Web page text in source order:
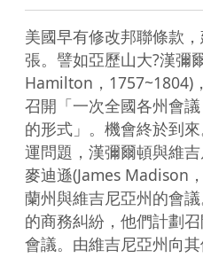
美國早有修改邦聯條款
張。譬如亞歷山大?漢彌
Hamilton，1757~1804)
召開「一次全國各州會
的形式」。機會終於到
運問題，漢彌爾頓與維
麥迪遜(James Madison
蘭州與維吉尼亞州的會
的商務糾紛，他們計劃
會議。由維吉尼亞州向